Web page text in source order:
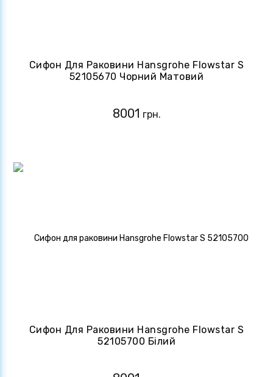
Сифон Для Раковини Hansgrohe Flowstar S
52105670 Чорний Матовий
8001 грн.
Сифон Для Раковини Hansgrohe Flowstar S
52105700 Білий